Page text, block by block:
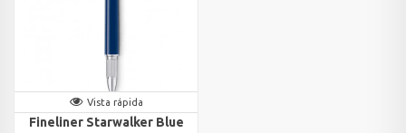
Vista rápida
Fineliner Starwalker Blue